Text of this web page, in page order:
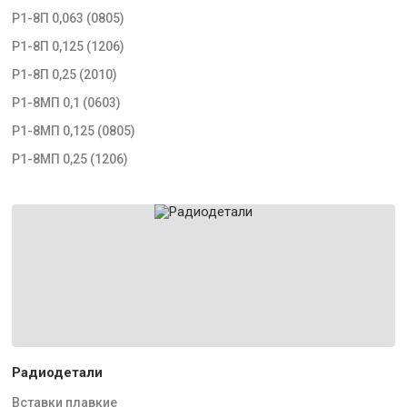
Р1-8П 0,063 (0805)
Р1-8П 0,125 (1206)
Р1-8П 0,25 (2010)
Р1-8МП 0,1 (0603)
Р1-8МП 0,125 (0805)
Р1-8МП 0,25 (1206)
Радиодетали
Вставки плавкие